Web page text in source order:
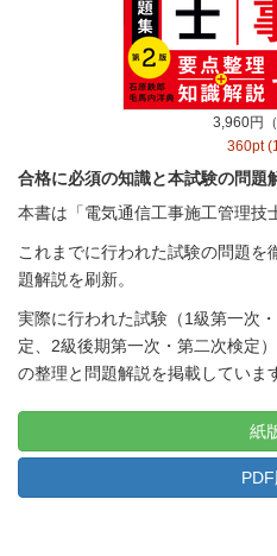
3,960円（
360pt
合格に必須の知識と本試験の問題
本書は「電気通信工事施工管理技
これまでに行われた試験の問題を
題解説を刷新。
実際に行われた試験（1級第一次
定、2級後期第一次・第二次検定
の整理と問題解説を掲載していま
紙